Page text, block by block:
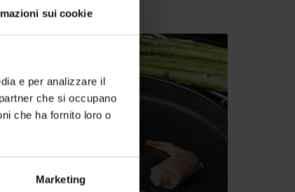
sui cookie
e per analizzare il
che si occupano
che ha fornito loro o
Marketing